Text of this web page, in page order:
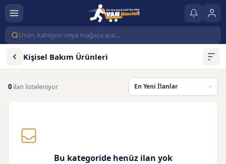
Kişisel Bakım Ürünleri
0 ilan listeleniyor
Bu kategoride henüz ilan yok